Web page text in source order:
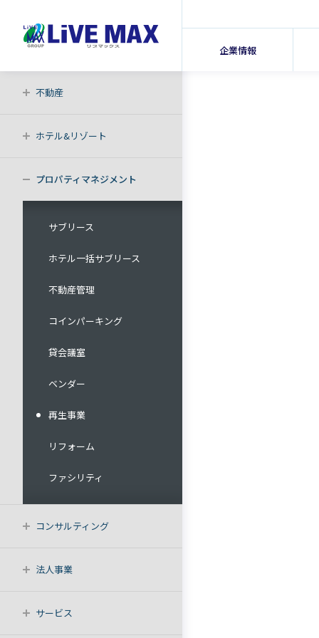
企業情報
不動産
ホテル&リゾート
プロパティマネジメント
サブリース
ホテル一括サブリース
不動産管理
コインパーキング
貸会議室
ベンダー
再生事業
リフォーム
ファシリティ
コンサルティング
法人事業
サービス